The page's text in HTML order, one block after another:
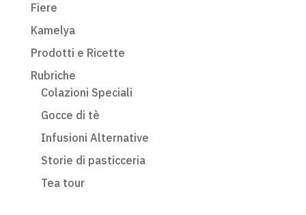
Fiere
Kamelya
Prodotti e Ricette
Rubriche
Colazioni Speciali
Gocce di tè
Infusioni Alternative
Storie di pasticceria
Tea tour